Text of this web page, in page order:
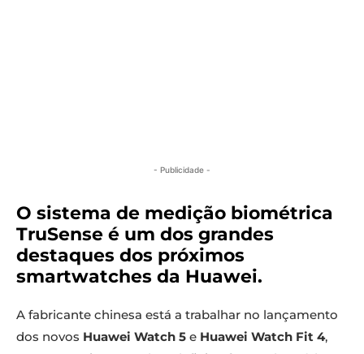
- Publicidade -
O sistema de medição biométrica
TruSense é um dos grandes
destaques dos próximos
smartwatches da Huawei.
A fabricante chinesa está a trabalhar no lançamento
dos novos Huawei Watch 5 e Huawei Watch Fit 4,